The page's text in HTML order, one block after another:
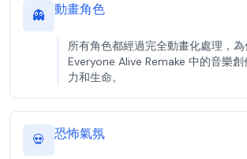
👻 動畫角色
所有角色都經過完全動畫化處理，
Everyone Alive Remake 中的音樂
力和生命。
💀 恐怖氣氛